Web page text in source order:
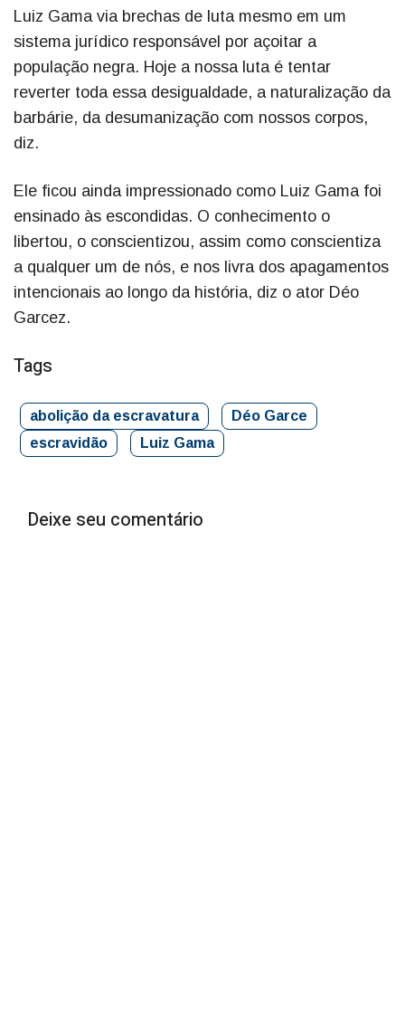
Luiz Gama via brechas de luta mesmo em um
sistema jurídico responsável por açoitar a
população negra. Hoje a nossa luta é tentar
reverter toda essa desigualdade, a naturalização da
barbárie, da desumanização com nossos corpos,
diz.
Ele ficou ainda impressionado como Luiz Gama foi
ensinado às escondidas. O conhecimento o
libertou, o conscientizou, assim como conscientiza
a qualquer um de nós, e nos livra dos apagamentos
intencionais ao longo da história, diz o ator Déo
Garcez.
Tags
abolição da escravatura
Déo Garce
escravidão
Luiz Gama
Deixe seu comentário